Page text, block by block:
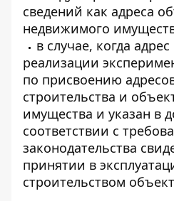
сведений как адреса
недвижимого
в случае, когда
реализации
по присвоению
строительства и
имущества и указан в
соответствии с
законодательства
принятии в
строительством